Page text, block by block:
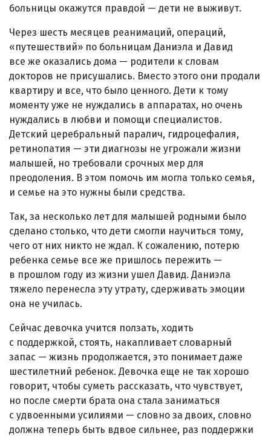
больницы окажутся правдой — дети не выживут.
Через шесть месяцев реанимаций, операций,
«путешествий» по больницам Даниэла и Давид
все же оказались дома — родители к словам
докторов не присушались. Вместо этого они продали
квартиру и все, что было ценного. Дети к тому
моменту уже не нуждались в аппаратах, но очень
нуждались в любви и помощи специалистов.
Детский церебральный паралич, гидроцефалия,
ретинопатия — эти диагнозы не угрожали жизни
малышей, но требовали срочных мер для
преодоления. В этом помочь им могла только семья,
и семье на это нужны были средства.
Так, за несколько лет для малышей родными было
сделано столько, что дети смогли научиться тому,
чего от них никто не ждал. К сожалению, потерю
ребенка семье все же пришлось пережить —
в прошлом году из жизни ушел Давид. Даниэла
тяжело перенесла эту утрату, сдерживать эмоции
она не училась.
Сейчас девочка учится ползать, ходить
с поддержкой, стоять, накапливает словарный
запас — жизнь продолжается, это понимает даже
шестилетний ребенок. Девочка еще не так хорошо
говорит, чтобы суметь рассказать, что чувствует,
но после смерти брата она стала заниматься
с удвоенными усилиями — словно за двоих, словно
должна теперь быть вдвое сильнее, раз поддержки